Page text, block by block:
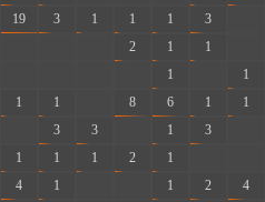
19 3 1 1 1 3
2 1 1
1
1
1 1 8 6 1
1
3 3 1 3
1 1 1 2 1
4 1 1 2
4